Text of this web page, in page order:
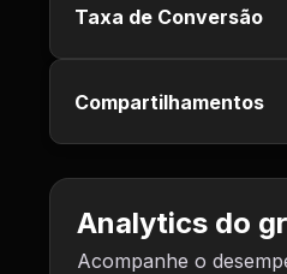
Taxa de Conversão
Compartilhamentos
Analytics do
Acompanhe o